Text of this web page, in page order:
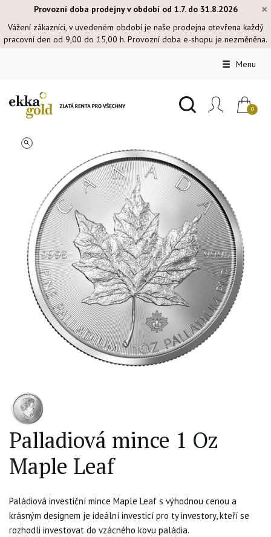
×
Provozní doba prodejny v období od 1.7. do 31.8.2026
Vážení zákazníci, v uvedeném období je naše prodejna otevřena každý
pracovní den od 9,00 do 15,00 h. Provozní doba e-shopu je nezměněna.
Menu
Palladiová mince 1 Oz
Maple Leaf
Paládiová investiční mince Maple Leaf s výhodnou cenou a
krásným designem je ideální investicí pro ty investory, kteří se
rozhodli investovat do vzácného kovu paládia.